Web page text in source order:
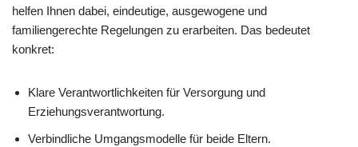
helfen Ihnen dabei, eindeutige, ausgewogene und
familiengerechte Regelungen zu erarbeiten. Das bedeutet
konkret:
Klare Verantwortlichkeiten für Versorgung und
Erziehungsverantwortung.
Verbindliche Umgangsmodelle für beide Eltern.